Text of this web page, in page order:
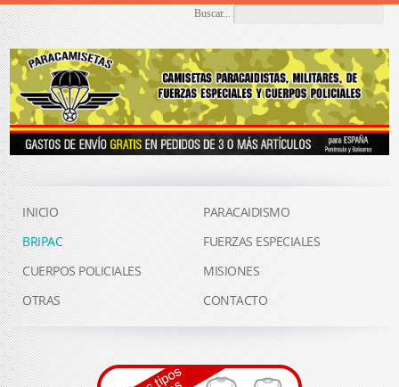
Buscar...
INICIO
PARACAIDISMO
BRIPAC
FUERZAS ESPECIALES
CUERPOS POLICIALES
MISIONES
OTRAS
CONTACTO